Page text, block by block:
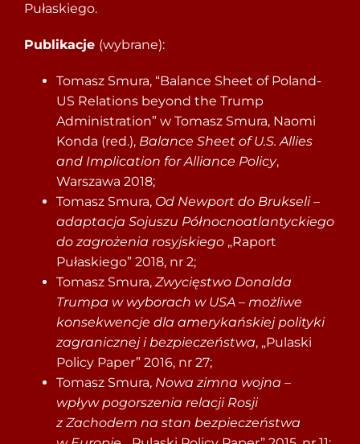
Pułaskiego.
Publikacje (wybrane):
Tomasz Smura, “Balance Sheet of Poland-
US Relations beyond the Trump
Administration” w Tomasz Smura, Naomi
Konda (red.), Balance Sheet of U.S. Allies
and Implication for Alliance Policy,
Warszawa 2018;
Tomasz Smura, Od Newport do Brukseli –
adaptacja Sojuszu Północnoatlantyckiego
do zagrożenia rosyjskiego „Raport
Pułaskiego” 2018, nr 2;
Tomasz Smura, Zwycięstwo Donalda
Trumpa w wyborach w USA – możliwe
konsekwencje dla amerykańskiej polityki
zagranicznej i bezpieczeństwa, „Pulaski
Policy Paper” 2016, nr 27;
Tomasz Smura, Nowa zimna wojna –
wpływ pogorszenia relacji Rosji
z Zachodem na stan bezpieczeństwa